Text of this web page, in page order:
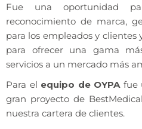
Fue una oportunidad
reconocimiento de marca,
para los empleados y clientes
para ofrecer una gama
servicios a un mercado más
Para el equipo de OYPA fue
gran proyecto de
nuestra cartera de clientes.